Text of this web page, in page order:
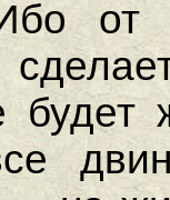
от
будет